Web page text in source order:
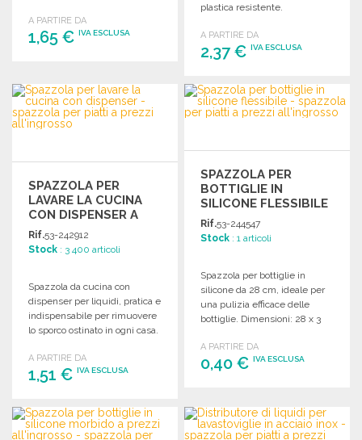
A PARTIRE DA
1,65 € IVA ESCLUSA
Richiedi un preventivo
plastica resistente.
una pulizia efficace.
A PARTIRE DA
2,37 €IVA ESCLUSA
ORDINARE
Richiedi un preventivo
SPAZZOLA PER
LAVARE LA CUCINA
CON DISPENSER A
PREZZI
ALL'INGROSSO
Rif.53-242912
Stock : 3 400 articoli
Spazzola da cucina con
dispenser per liquidi, pratica e
indispensabile per rimuovere
lo sporco ostinato in ogni casa.
A PARTIRE DA
1,51 € IVA ESCLUSA
ORDINARE
Richiedi un preventivo
SPAZZOLA PER
BOTTIGLIE IN
SILICONE FLESSIBILE
Rif.53-244547
Stock : 1 articoli
Spazzola per bottiglie in
silicone da 28 cm, ideale per
una pulizia efficace delle
bottiglie. Dimensioni: 28 x 3
A PARTIRE DA
0,40 €IVA ESCLUSA
Richiedi un preventivo